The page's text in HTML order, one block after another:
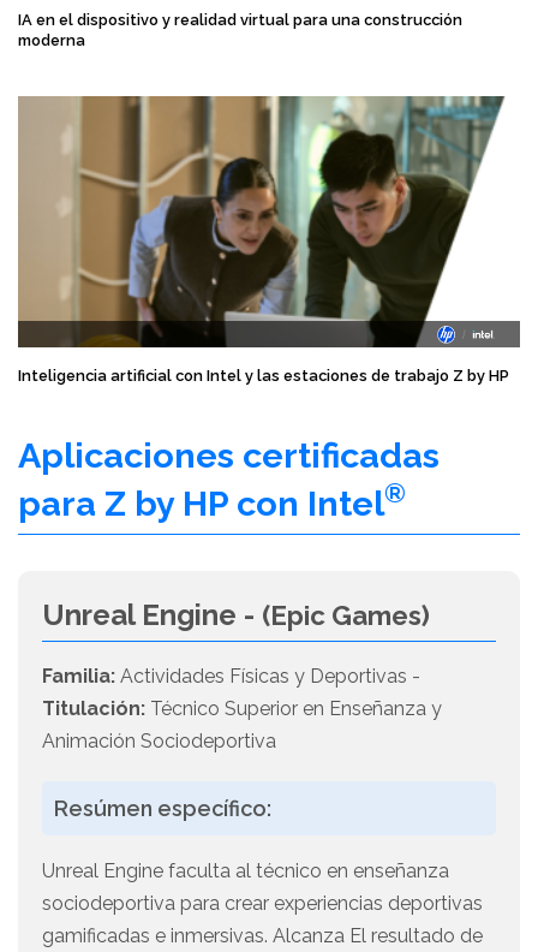
IA en el dispositivo y realidad virtual para una construcción
moderna
Inteligencia artificial con Intel y las estaciones de trabajo Z by HP
Aplicaciones certificadas
para Z by HP con Intel®
Unreal Engine - (Epic Games)
Familia: Actividades Físicas y Deportivas -
Titulación: Técnico Superior en Enseñanza y
Animación Sociodeportiva
Resúmen específico:
Unreal Engine faculta al técnico en enseñanza
sociodeportiva para crear experiencias deportivas
gamificadas e inmersivas. Alcanza El resultado de